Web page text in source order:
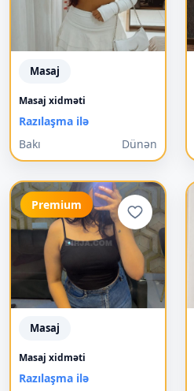
Masaj
Masaj xidməti
Razılaşma ilə
Bakı
Dünən
Premium
Masaj
Masaj xidməti
Razılaşma ilə